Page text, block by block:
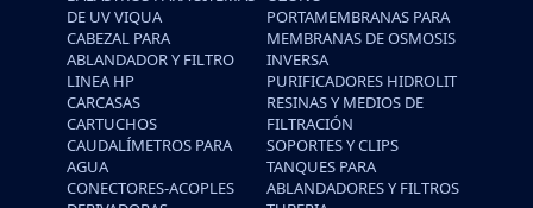
DE UV VIQUA
CABEZAL PARA
ABLANDADOR Y FILTRO
LINEA HP
CARCASAS
CARTUCHOS
CAUDALÍMETROS PARA
AGUA
CONECTORES-ACOPLES
PORTAMEMBRANAS PARA
MEMBRANAS DE OSMOSIS
INVERSA
PURIFICADORES HIDROLIT
RESINAS Y MEDIOS DE
FILTRACIÓN
SOPORTES Y CLIPS
TANQUES PARA
ABLANDADORES Y FILTROS